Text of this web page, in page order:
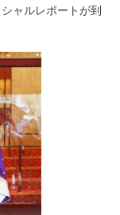
ャルレポートが到